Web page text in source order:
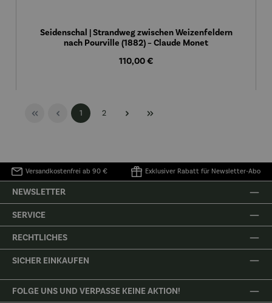
Seidenschal | Strandweg zwischen Weizenfeldern
nach Pourville (1882) – Claude Monet
Regulärer Preis:
110,00 €
Seite
1 Seite
2
Versandkostenfrei ab 90 € Exklusiver Rabatt für Newsletter-Abo
NEWSLETTER
SERVICE
RECHTLICHES
SICHER EINKAUFEN
FOLGE UNS UND VERPASSE KEINE AKTION!